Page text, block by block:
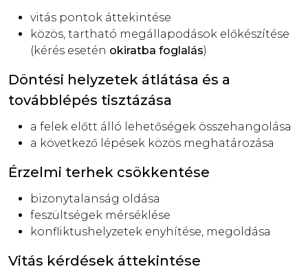
vitás pontok áttekintése
közös, tartható megállapodások előkészítése
(kérés esetén okiratba foglalás)
Döntési helyzetek átlátása és a
továbblépés tisztázása
a felek előtt álló lehetőségek összehangolása
a következő lépések közös meghatározása
Érzelmi terhek csökkentése
bizonytalanság oldása
feszültségek mérséklése
konfliktushelyzetek enyhítése, megoldása
Vitás kérdések áttekintése